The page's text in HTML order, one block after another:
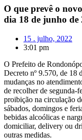
O que prevê o
dia 18 de junho de
15 . julho, 2022
3:01 pm
O Prefeito de
Decreto nº 9.570, de 18
mudanças no
de recolher de segunda-
proibição na circulação
sábados, domingos e
bebidas alcoólicas e
domiciliar, delivery ou
outras medidas.